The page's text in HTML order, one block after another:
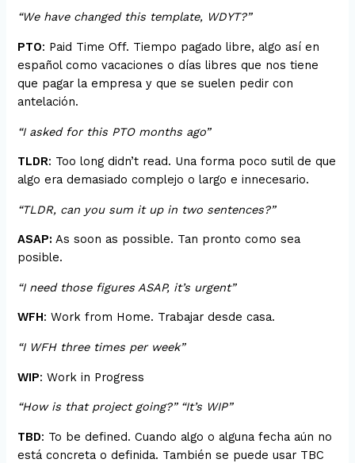
“We have changed this template, WDYT?”
PTO: Paid Time Off. Tiempo pagado libre, algo así en
español como vacaciones o días libres que nos tiene
que pagar la empresa y que se suelen pedir con
antelación.
“I asked for this PTO months ago”
TLDR: Too long didn’t read. Una forma poco sutil de que
algo era demasiado complejo o largo e innecesario.
“TLDR, can you sum it up in two sentences?”
ASAP: As soon as possible. Tan pronto como sea
posible.
“I need those figures ASAP, it’s urgent”
WFH: Work from Home. Trabajar desde casa.
“I WFH three times per week”
WIP: Work in Progress
“How is that project going?” “It’s WIP”
TBD: To be defined. Cuando algo o alguna fecha aún no
está concreta o definida. También se puede usar TBC